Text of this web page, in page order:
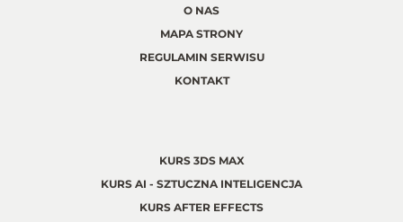
O NAS
MAPA STRONY
REGULAMIN SERWISU
KONTAKT
KURS 3DS MAX
KURS AI - SZTUCZNA INTELIGENCJA
KURS AFTER EFFECTS